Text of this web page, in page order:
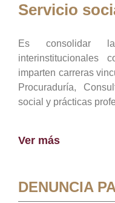
Servicio
Es consolidar
interinstitucionales
imparten carreras
Procuraduría,
social y prácticas
Ver más
DENUNCIA